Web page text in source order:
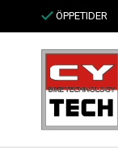
ÖPPETIDER